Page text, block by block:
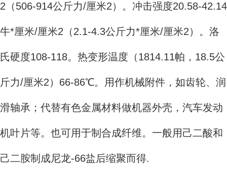
2（506-914公斤力/厘米2）。冲击强度20.58-42.14
牛*厘米/厘米2（2.1-4.3公斤力*厘米/厘米2）。洛
氏硬度108-118。热变形温度（1814.11帕，18.5公
斤力/厘米2）66-86℃。用作机械附件，如齿轮、润
滑轴承；代替有色金属材料做机器外壳，汽车发动
机叶片等。也可用于制合成纤维。一般用己二酸和
己二胺制成尼龙-66盐后缩聚而得.